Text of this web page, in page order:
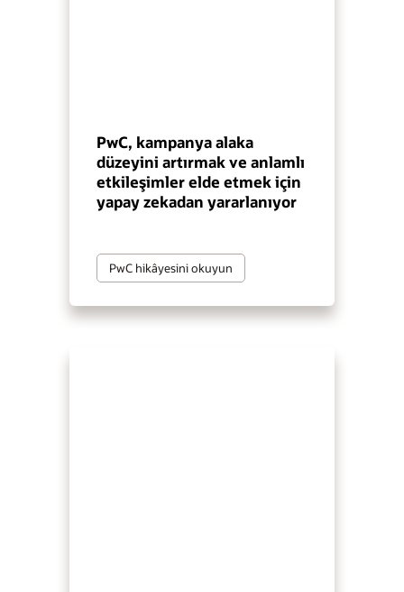
PwC, kampanya alaka
düzeyini artırmak ve anlamlı
etkileşimler elde etmek için
yapay zekadan yararlanıyor
PwC hikâyesini okuyun